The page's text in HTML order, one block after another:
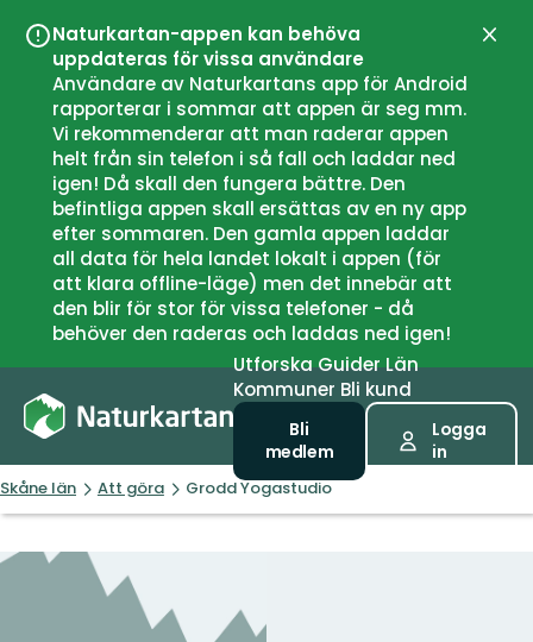
Naturkartan-appen kan behöva
uppdateras för vissa användare
Användare av Naturkartans app för Android
rapporterar i sommar att appen är seg mm.
Vi rekommenderar att man raderar appen
helt från sin telefon i så fall och laddar ned
igen! Då skall den fungera bättre. Den
befintliga appen skall ersättas av en ny app
efter sommaren. Den gamla appen laddar
all data för hela landet lokalt i appen (för
att klara offline-läge) men det innebär att
den blir för stor för vissa telefoner - då
behöver den raderas och laddas ned igen!
UtforskaGuiderLän
Kommuner Bli kund
Bli
medlem
Logga
in
Skåne län Att göra Grodd Yogastudio